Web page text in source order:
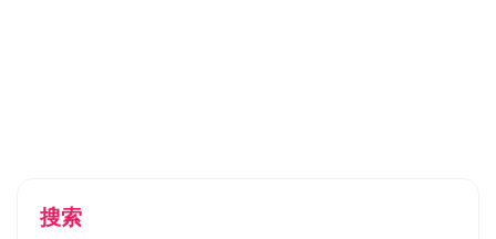
搜索